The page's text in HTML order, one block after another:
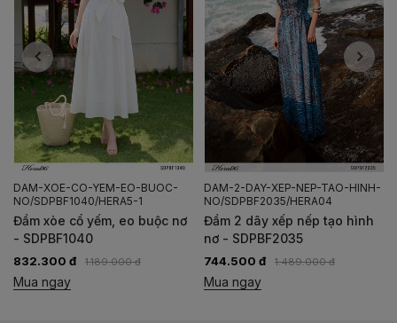
DAM-XOE-CO-YEM-EO-BUOC-
NO/SDPBF1040/HERA5-1
Đầm xòe cổ yếm, eo buộc nơ
- SDPBF1040
832.300 đ 1.189.000 đ
Mua ngay
DAM-2-DAY-XEP-NEP-TAO-HINH-
NO/SDPBF2035/HERA04
Đầm 2 dây xếp nếp tạo hình
nơ - SDPBF2035
744.500 đ 1.489.000 đ
Mua ngay